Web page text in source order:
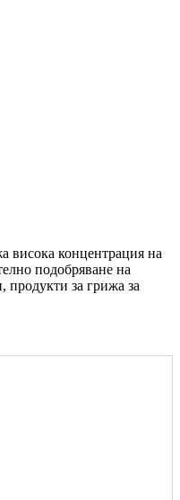
висока концентрация на
подобряване на
продукти за грижа за